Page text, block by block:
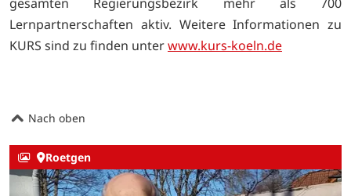
Lernpartnerschaften aktiv. Weitere Informationen zu
KURS sind zu finden unterwww.kurs-koeln.de
Nach oben
Roetgen